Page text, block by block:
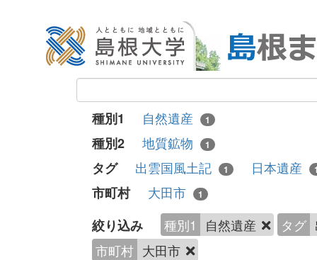
種別1 自然遺産 1
種別2 地質鉱物 1
タグ 出雲国風土記 1 日本遺産
市町村 大田市 1
絞り込み 種別1 自然遺産 タグ
市町村 大田市